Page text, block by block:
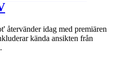
återvänder idag med premiären
kända ansikten från